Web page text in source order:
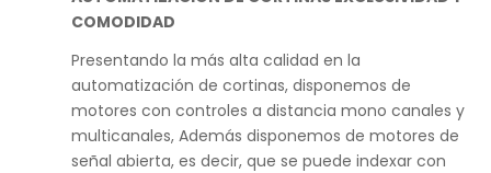
COMODIDAD
Presentando la más alta calidad en la
automatización de cortinas, disponemos de
motores con controles a distancia mono canales y
multicanales, Además disponemos de motores de
señal abierta, es decir, que se puede indexar con